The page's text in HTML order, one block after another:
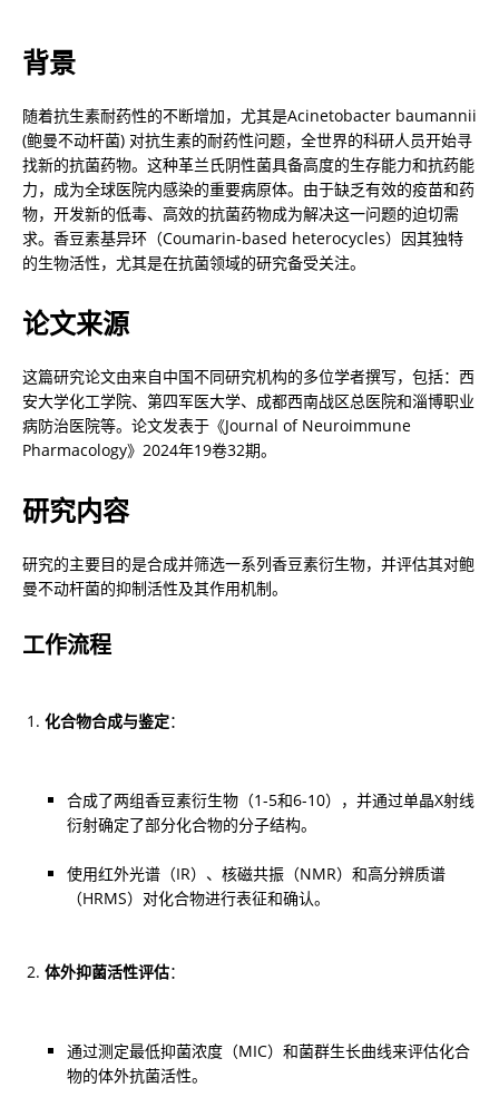
背景
随着抗生素耐药性的不断增加，尤其是Acinetobacter baumannii
(鲍曼不动杆菌) 对抗生素的耐药性问题，全世界的科研人员开始寻
找新的抗菌药物。这种革兰氏阴性菌具备高度的生存能力和抗药能
力，成为全球医院内感染的重要病原体。由于缺乏有效的疫苗和药
物，开发新的低毒、高效的抗菌药物成为解决这一问题的迫切需
求。香豆素基异环（Coumarin-based heterocycles）因其独特
的生物活性，尤其是在抗菌领域的研究备受关注。
论文来源
这篇研究论文由来自中国不同研究机构的多位学者撰写，包括：西
安大学化工学院、第四军医大学、成都西南战区总医院和淄博职业
病防治医院等。论文发表于《Journal of Neuroimmune
Pharmacology》2024年19卷32期。
研究内容
研究的主要目的是合成并筛选一系列香豆素衍生物，并评估其对鲍
曼不动杆菌的抑制活性及其作用机制。
工作流程
化合物合成与鉴定：
合成了两组香豆素衍生物（1-5和6-10），并通过单晶X射线
衍射确定了部分化合物的分子结构。
使用红外光谱（IR）、核磁共振（NMR）和高分辨质谱
（HRMS）对化合物进行表征和确认。
体外抑菌活性评估：
通过测定最低抑菌浓度（MIC）和菌群生长曲线来评估化合
物的体外抗菌活性。